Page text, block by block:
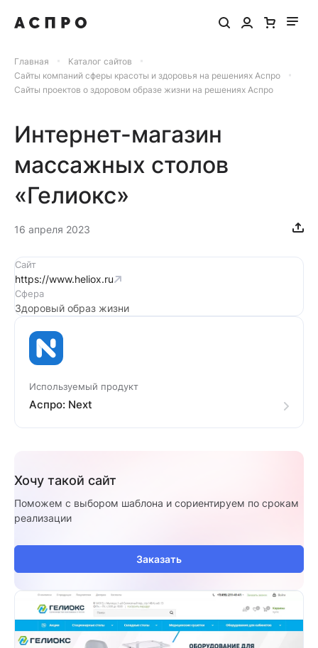
Главная
Каталог сайтов
Сайты компаний сферы красоты и здоровья на решениях Аспро
Сайты проектов о здоровом образе жизни на решениях Аспро
Интернет-магазин
массажных столов
«Гелиокс»
16 апреля 2023
Сайт
https://www.heliox.ru
Сфера
Здоровый образ жизни
Используемый продукт
Аспро: Next
Хочу такой сайт
Поможем с выбором шаблона и сориентируем по срокам
реализации
Заказать